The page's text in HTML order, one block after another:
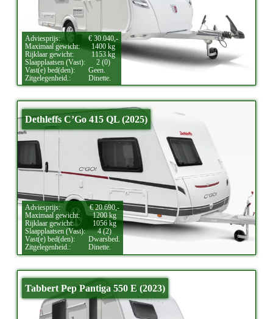
Adviesprijs:
€ 30.040,-
Maximaal gewicht:
1400 kg
Rijklaar gewicht:
1153 kg
Slaapplaatsen (Vast):
2 (0)
Vast(e) bed(den):
Geen.
Zitgelegenheid.:
Dinette.
Dethleffs C’Go 415 QL (2025)
Adviesprijs:
€ 20.690,-
Maximaal gewicht:
1200 kg
Rijklaar gewicht:
1056 kg
Slaapplaatsen (Vast):
4 (2)
Vast(e) bed(den):
Dwarsbed.
Zitgelegenheid.:
Dinette.
Tabbert Pep Pantiga 550 E (2023)